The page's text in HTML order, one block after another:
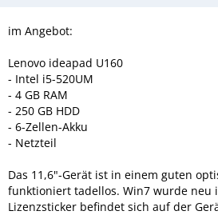
im Angebot:
Lenovo ideapad U160
- Intel i5-520UM
- 4 GB RAM
- 250 GB HDD
- 6-Zellen-Akku
- Netzteil
Das 11,6"-Gerät ist in einem guten
funktioniert tadellos. Win7 wurde neu
Lizenzsticker befindet sich auf der